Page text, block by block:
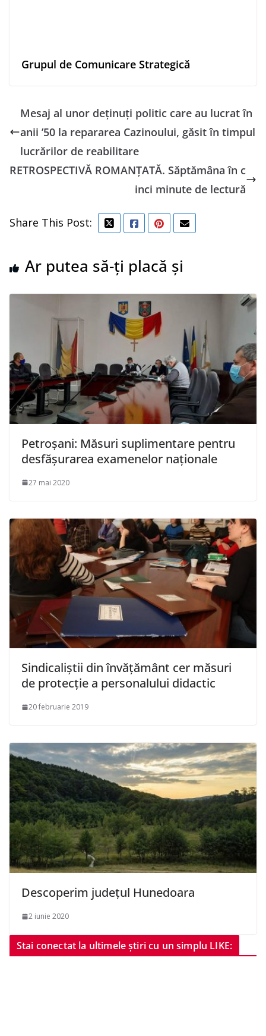
Grupul de Comunicare Strategică
Mesaj al unor deţinuţi politic care au lucrat în
anii ’50 la repararea Cazinoului, găsit în timpul
lucrărilor de reabilitare
RETROSPECTIVĂ ROMANȚATĂ. Săptămâna în c
inci minute de lectură
Share This Post:
Ar putea să-ți placă și
Petroșani: Măsuri suplimentare pentru
desfășurarea examenelor naționale
27 mai 2020
Sindicaliștii din învățământ cer măsuri
de protecție a personalului didactic
20 februarie 2019
Descoperim județul Hunedoara
2 iunie 2020
Stai conectat la ultimele știri cu un simplu LIKE: